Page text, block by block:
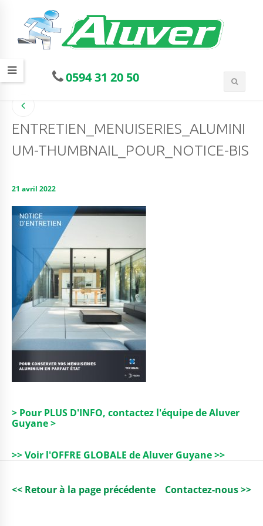
0594 31 20 50
ENTRETIEN_MENUISERIES_ALUMINI
UM-THUMBNAIL_POUR_NOTICE-BIS
21 avril 2022
> Pour PLUS D'INFO, contactez l'équipe de Aluver
Guyane >
>> Voir l'OFFRE GLOBALE de Aluver Guyane >>
<< Retour à la page précédente Contactez-nous >>